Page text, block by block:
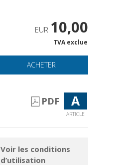
EUR 10,00
TVA exclue
ACHETER
PDF A
ARTICLE
Voir les conditions
d’utilisation